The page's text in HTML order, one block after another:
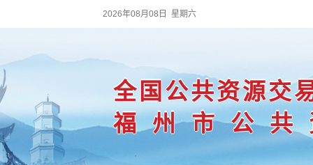
2026年08月08日 星期六
全国公共资源交
福州市公